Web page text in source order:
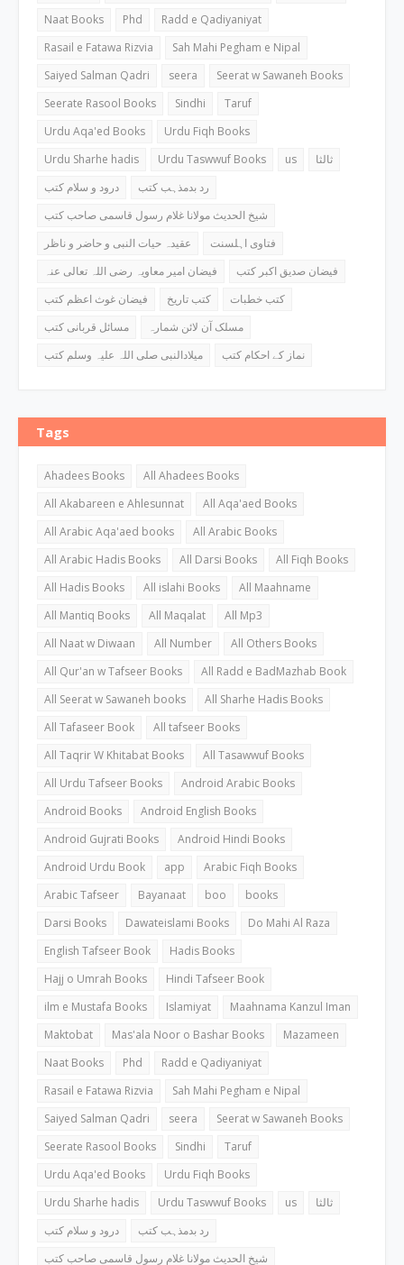
Naat Books
Phd
Radd e Qadiyaniyat
Rasail e Fatawa Rizvia
Sah Mahi Pegham e Nipal
Saiyed Salman Qadri
seera
Seerat w Sawaneh Books
Seerate Rasool Books
Sindhi
Taruf
Urdu Aqa'ed Books
Urdu Fiqh Books
Urdu Sharhe hadis
Urdu Taswwuf Books us
ثالثا
درود و سلام کتب
رد بدمذہب کتب
شیخ الحدیث مولانا غلام رسول قاسمی صاحب کتب
عقیدہ حیات النبی و حاضر و ناظر
فتاوی اہلسنت
فیضان امیر معاویہ رضی اللہ تعالی عنہ
فیضان صدیق اکبر کتب
فیضان غوث اعظم کتب
کتب تاریخ
کتب خطبات
مسائل قربانی کتب
مسلک آن لائن شمارہ
میلادالنبی صلی اللہ علیہ وسلم کتب
نماز کے احکام کتب
Tags
Ahadees Books
All Ahadees Books
All Akabareen e Ahlesunnat
All Aqa'aed Books
All Arabic Aqa'aed books
All Arabic Books
All Arabic Hadis Books
All Darsi Books
All Fiqh Books
All Hadis Books
All islahi Books
All Maahname
All Mantiq Books
All Maqalat
All Mp3
All Naat w Diwaan
All Number
All Others Books
All Qur'an w Tafseer Books
All Radd e BadMazhab Book
All Seerat w Sawaneh books
All Sharhe Hadis Books
All Tafaseer Book
All tafseer Books
All Taqrir W Khitabat Books
All Tasawwuf Books
All Urdu Tafseer Books
Android Arabic Books
Android Books
Android English Books
Android Gujrati Books
Android Hindi Books
Android Urdu Book
app
Arabic Fiqh Books
Arabic Tafseer
Bayanaat boo
books
Darsi Books
Dawateislami Books
Do Mahi Al Raza
English Tafseer Book
Hadis Books
Hajj o Umrah Books
Hindi Tafseer Book
ilm e Mustafa Books
Islamiyat
Maahnama Kanzul Iman
Maktobat
Mas'ala Noor o Bashar Books
Mazameen
Naat Books
Phd
Radd e Qadiyaniyat
Rasail e Fatawa Rizvia
Sah Mahi Pegham e Nipal
Saiyed Salman Qadri
seera
Seerat w Sawaneh Books
Seerate Rasool Books
Sindhi
Taruf
Urdu Aqa'ed Books
Urdu Fiqh Books
Urdu Sharhe hadis
Urdu Taswwuf Books us
ثالثا
درود و سلام کتب
رد بدمذہب کتب
شیخ الحدیث مولانا غلام رسول قاسمی صاحب کتب